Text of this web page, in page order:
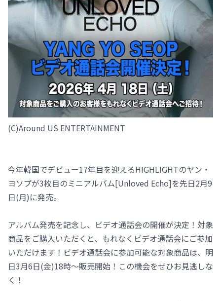
(C)️Around US ENTERTAINMENT
今年韓国でデビュー17年目を迎えるHIGHLIGHTのヤン・
ヨソプが3枚目のミニアルバム[Unloved Echo]を先日2月9
日(月)に発売。
アルバム発売を記念し、ビデオ通話会の開催が決定！対象
商品をご購入いただくと、もれなくビデオ通話会にご参加
いただけます！ビデオ通話会に参加可能な対象商品は、明
日3月6日(金)18時～販売開始！この機会をぜひお見逃しな
く！